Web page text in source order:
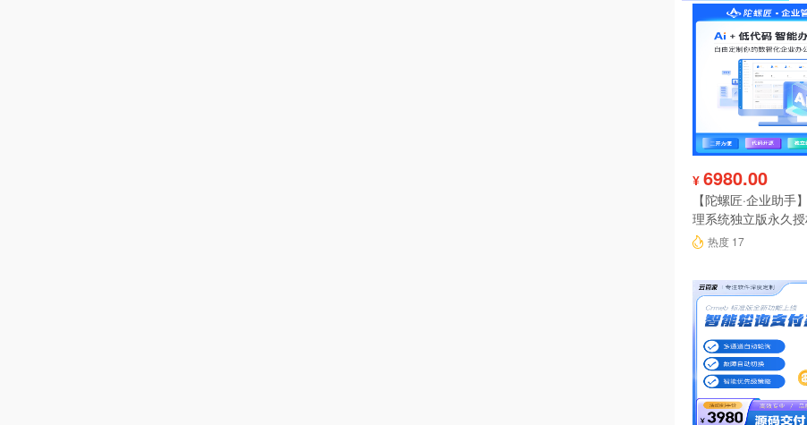
¥ 6980.00
【陀螺匠·企业助手
理系统独立版永久
热度 17